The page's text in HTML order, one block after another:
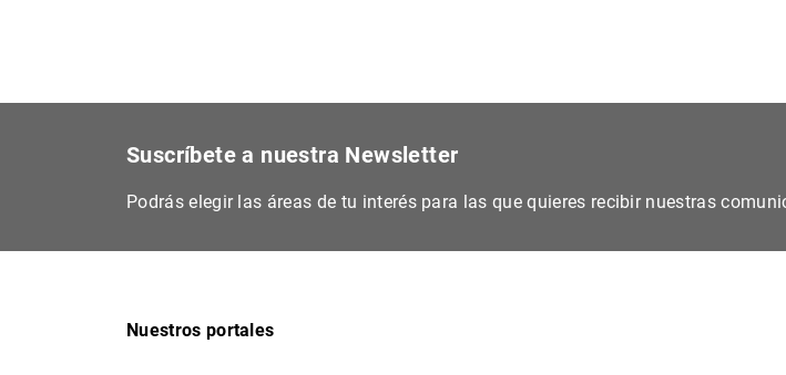
Suscríbete a nuestra Newsletter
Podrás elegir las áreas de tu interés para las que quieres recibir nuestras
Nuestros portales